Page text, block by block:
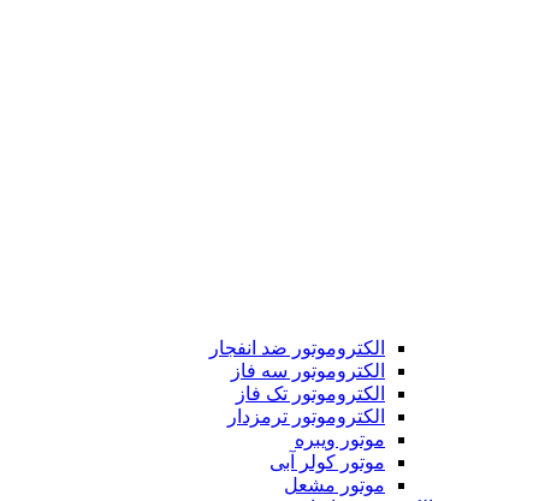
الکتروموتور ضد انفجار
الکتروموتور سه فاز
الکتروموتور تک فاز
الکتروموتور ترمزدار
موتور ویبره
موتور کولر آبی
موتور مشعل